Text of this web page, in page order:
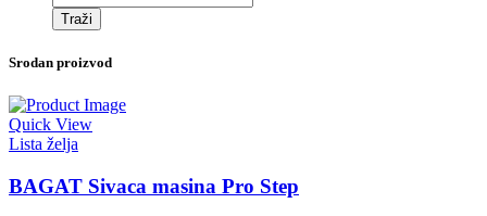
Traži
Srodan proizvod
Quick View
Lista želja
BAGAT Sivaca masina Pro Step